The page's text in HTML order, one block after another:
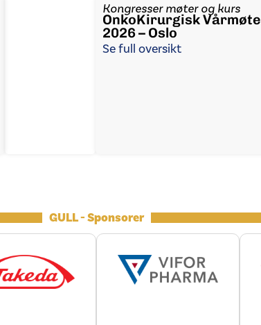
Kongresser møter og kurs
OnkoKirurgisk Vårmøte
2026 – Oslo
Se full oversikt
GULL - Sponsorer